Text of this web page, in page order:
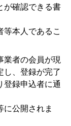
が確認できる書
等本人であるこ
業者の会員が現
し、登録が完了
登録申込者に通
に公開されま